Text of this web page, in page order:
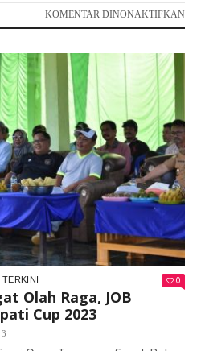
KOMENTAR DINONAKTIFKAN
–
TERKINI 0
Olah Raga, JOB
Cup 2023